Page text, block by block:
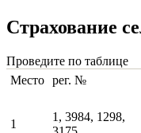
Страхование
Проведите по таблице
Место рег. №
1
1, 3984, 1298,